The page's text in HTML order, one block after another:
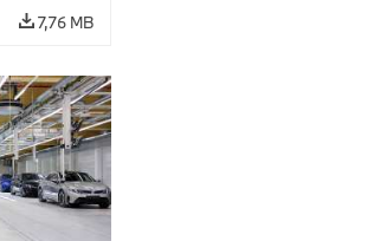
7,76 MB